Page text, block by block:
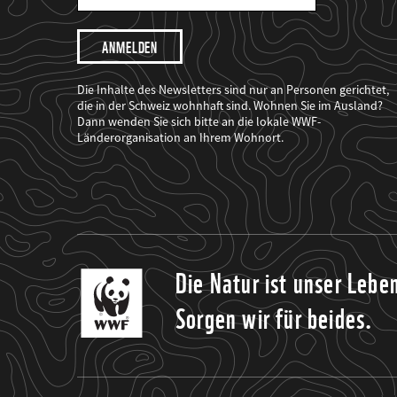
Mail
Adresse
Ich
möchte,
dass
der
WWF
mich
über
seine
Projekte
informiert.
Die Inhalte des Newsletters sind nur an Personen gerichtet,
die in der Schweiz wohnhaft sind. Wohnen Sie im Ausland?
Dann wenden Sie sich bitte an die lokale WWF-
Länderorganisation an Ihrem Wohnort.
Die Natur ist unser
Sorgen wir für beides.